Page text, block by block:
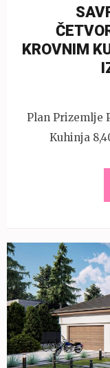
KROVNIM
Plan Prizemlje
Kuhinja